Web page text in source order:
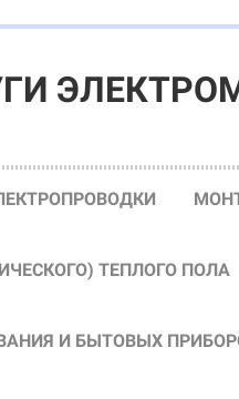
ТЕПЛОГО ПОЛА
И БЫТОВЫХ